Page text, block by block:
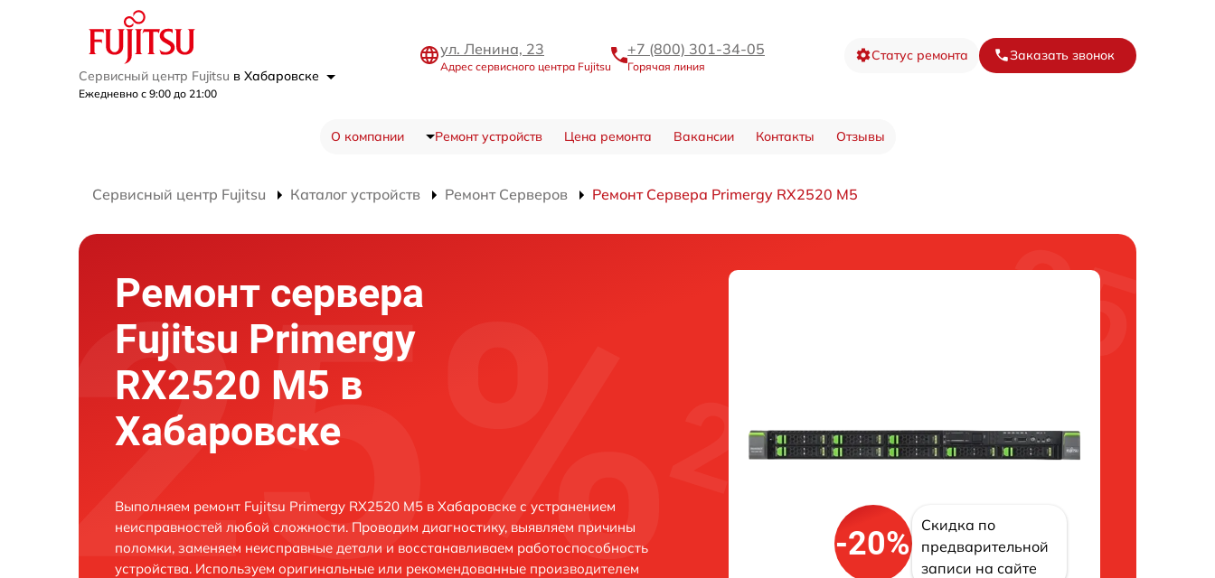
Сервисный центр Fujitsu в Хабаровске
Ежедневно с 9:00 до 21:00
ул. Ленина, 23
Адрес сервисного центра Fujitsu
+7 (800) 301-34-05
Горячая линия
Статус ремонта Заказать звонок
О компании Ремонт устройств Цена ремонта Вакансии Контакты Отзывы
Сервисный центр Fujitsu Каталог устройств Ремонт Серверов Ремонт Сервера Primergy RX2520 M5
Ремонт сервера
Fujitsu Primergy
RX2520 M5 в
Хабаровске
Выполняем ремонт Fujitsu Primergy RX2520 M5 в Хабаровске с устранением
неисправностей любой сложности. Проводим диагностику, выявляем причины
поломки, заменяем неисправные детали и восстанавливаем работоспособность
устройства. Используем оригинальные или рекомендованные производителем
-20%
Скидка по
предварительной
записи на сайте